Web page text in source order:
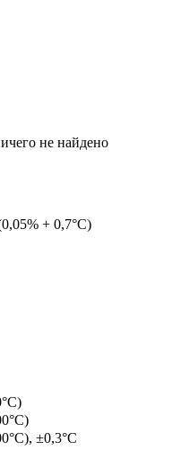
не найдено
+ 0,7°C)
±0,3°C